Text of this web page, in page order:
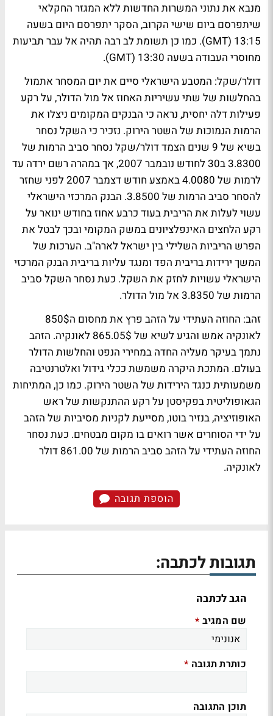
מנבא את נתוני המשרות החדשות ללא המגזר החקלאי
שיתפרסם ביום שישי הקרוב, הסקר יתפרסם היום בשעה
13:15 (GMT). כמו כן תשומת לב רבה תהיה אל עבר תביעות
מחוסרי העבודה בשעה 13:30 (GMT).
דולר/שקל: המטבע הישראלי סיים את יום המסחר אתמול
בהחלשות של שתי עשיריות האחוז אל מול הדולר, על רקע
פעילות דלה יחסית, נראה כי הבנקים המקומים ניצלו את
הרמות הנמוכות של השטר הירוק. נזכיר כי השקל נסחר
בשיא של 9 שנים הצמד דולר/שקל נסחר סביב הרמות של
3.8300 ב30 לחודש נובמבר 2007, אך במהרה רשם ירדה עד
לרמות של 4.0080 באמצע חודש דצמבר 2007 לפני שחזר
להסחר סביב הרמות של 3.8500. הבנק המרכזי הישראלי
עשוי לעלות את הריבית בעוד כרבע אחוז בחודש ינואר על
רקע הלחצים האינפלציונים במשק המקומי ובכך לבטל את
הפרש הריביות השלילי בין ישראל לארה"ב. הערכות של
המשך ירידות בריבית הפד ומנגד עליות בריבית הבנק המרכזי
הישראלי עשויות לחזק את השקל. כעת נסחר השקל סביב
הרמות של 3.8350 אל מול הדולר.
זהב:
החוזה העתידי על הזהב פרץ את מחסום ה850$
לאונקיה אמש והגיע לשיא של 865.05$ לאונקיה. הזהב
נתמך בעיקר מעליה החדה במחירי הנפט והחלשות הדולר
בעולם. המתכת היקרה משמשת ככלי גידול ואלטרנטיבה
משמעותית כנגד הירידות של השטר הירוק. כמו כן, המתיחות
הגאופוליטית בפקיסטן על רקע ההתנקשות של ראש
האופוזיציה, בנזיר בוטו, מסייעת לקניות מסיביות של הזהב
על ידי הסוחרים אשר רואים בו מקום מבטחים. כעת נסחר
החוזה העתידי על הזהב סביב הרמות של 861.00 דולר
לאונקיה.
הוספת תגובה
תגובות לכתבה:
הגב לכתבה
שם המגיב *
כותרת תגובה *
תוכן התגובה